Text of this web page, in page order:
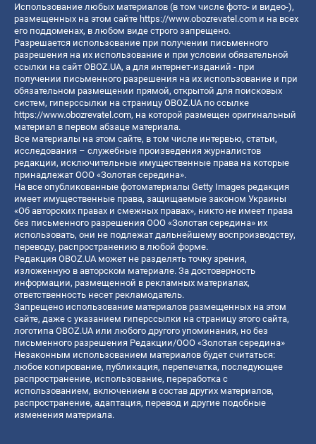
Использование любых материалов (в том числе фото- и видео-),
размещенных на этом сайте https://www.obozrevatel.com и на всех
его поддоменах, в любом виде строго запрещено.
Разрешается использование при получении письменного
разрешения на их использование и при условии обязательной
ссылки на сайт OBOZ.UA, а для интернет-изданий - при
получении письменного разрешения на их использование и при
обязательном размещении прямой, открытой для поисковых
систем, гиперссылки на страницу OBOZ.UA по ссылке
https://www.obozrevatel.com, на которой размещен оригинальный
материал в первом абзаце материала.
Все материалы на этом сайте, в том числе интервью, статьи,
исследования – служебные произведения журналистов
редакции, исключительные имущественные права на которые
принадлежат ООО «Золотая середина».
На все опубликованные фотоматериалы Getty Images редакция
имеет имущественные права, защищаемые законом Украины
«Об авторских правах и смежных правах», никто не имеет права
без письменного разрешения ООО «Золотая середина» их
использовать, они не подлежат дальнейшему воспроизводству,
переводу, распространению в любой форме.
Редакция OBOZ.UA может не разделять точку зрения,
изложенную в авторском материале. За достоверность
информации, размещенной в рекламных материалах,
ответственность несет рекламодатель.
Запрещено использование материалов размещенных на этом
сайте, даже с указанием гиперссылки на страницу этого сайта,
логотипа OBOZ.UA или любого другого упоминания, но без
письменного разрешения Редакции/ООО «Золотая середина»
Незаконным использованием материалов будет считаться:
любое копирование, публикация, перепечатка, последующее
распространение, использование, переработка с
использованием, включением в состав других материалов,
распространение, адаптация, перевод и другие подобные
изменения материала.